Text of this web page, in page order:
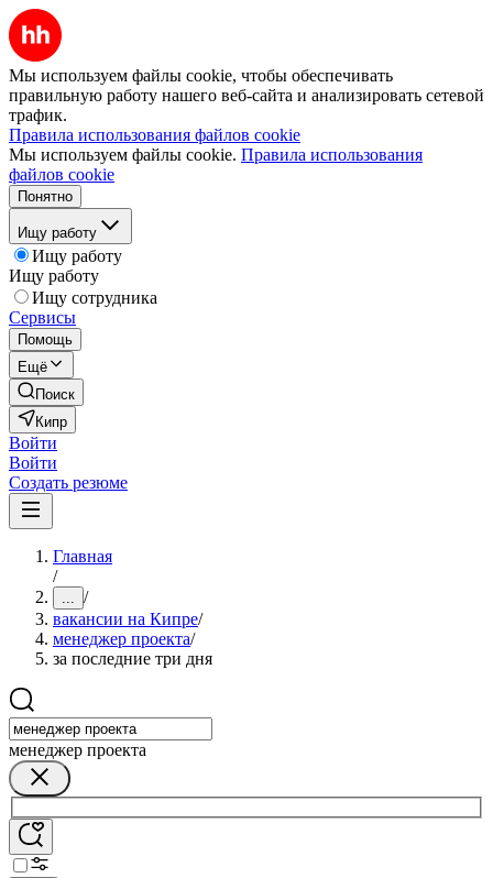
Мы используем файлы cookie, чтобы обеспечивать
правильную работу нашего веб-сайта и анализировать сетевой
трафик.
Правила использования файлов cookie
Мы используем файлы cookie. Правила использования
файлов cookie
Понятно
Ищу работу
Ищу работу
Ищу работу
Ищу сотрудника
Сервисы
Помощь
Ещё
Поиск
Кипр
Войти
Войти
Создать резюме
Главная
/
... /
вакансии на Кипре/
менеджер проекта/
за последние три дня
менеджер проекта